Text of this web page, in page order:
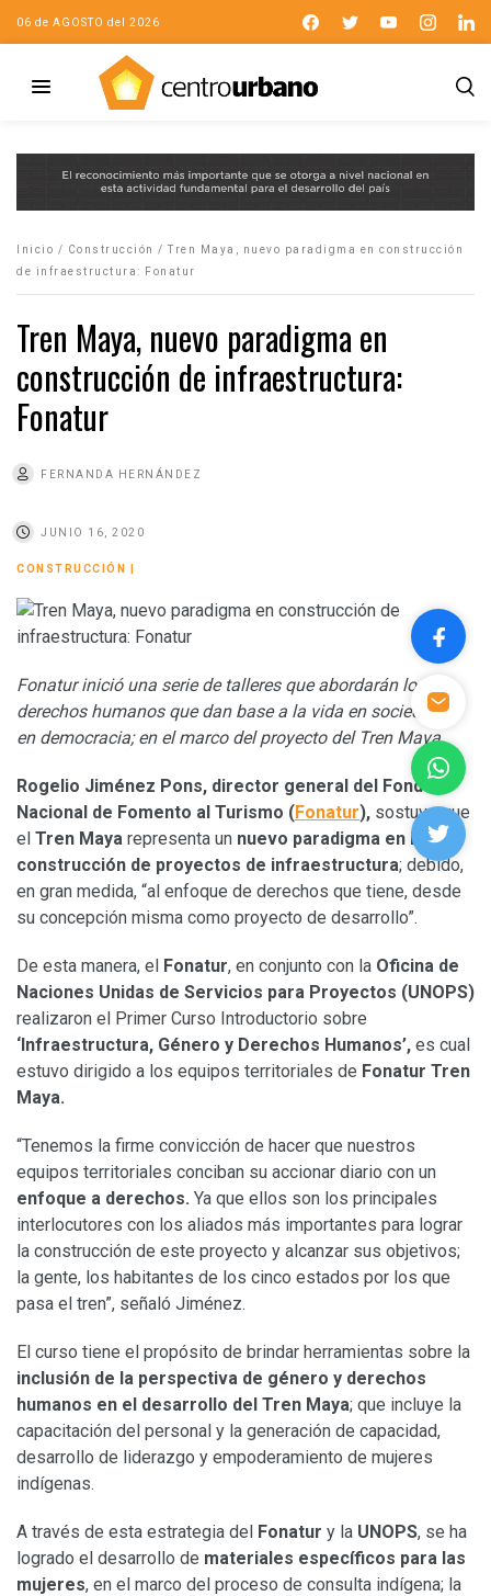
06 de AGOSTO del 2026
Inicio / Construcción /Tren Maya, nuevo paradigma en construcción
de infraestructura: Fonatur
Tren Maya, nuevo paradigma en
construcción de infraestructura:
Fonatur
FERNANDA HERNÁNDEZ
JUNIO 16, 2020
CONSTRUCCIÓN
Fonatur inició una serie de talleres que abordarán los
derechos humanos que dan base a la vida en sociedad y
en democracia; en el marco del proyecto del Tren Maya
Rogelio Jiménez Pons, director general del Fondo
Nacional de Fomento al Turismo (Fonatur), sostuvo que
el Tren Maya representa un nuevo paradigma en la
construcción de proyectos de infraestructura; debido,
en gran medida, “al enfoque de derechos que tiene, desde
su concepción misma como proyecto de desarrollo”.
De esta manera, el Fonatur, en conjunto con la Oficina de
Naciones Unidas de Servicios para Proyectos (UNOPS)
realizaron el Primer Curso Introductorio sobre
‘Infraestructura, Género y Derechos Humanos’, es cual
estuvo dirigido a los equipos territoriales de Fonatur Tren
Maya.
“Tenemos la firme convicción de hacer que nuestros
equipos territoriales conciban su accionar diario con un
enfoque a derechos. Ya que ellos son los principales
interlocutores con los aliados más importantes para lograr
la construcción de este proyecto y alcanzar sus objetivos;
la gente, los habitantes de los cinco estados por los que
pasa el tren”, señaló Jiménez.
El curso tiene el propósito de brindar herramientas sobre la
inclusión de la perspectiva de género y derechos
humanos en el desarrollo del Tren Maya; que incluye la
capacitación del personal y la generación de capacidad,
desarrollo de liderazgo y empoderamiento de mujeres
indígenas.
A través de esta estrategia del Fonatur y la UNOPS, se ha
logrado el desarrollo de materiales específicos para las
mujeres, en el marco del proceso de consulta indígena; la